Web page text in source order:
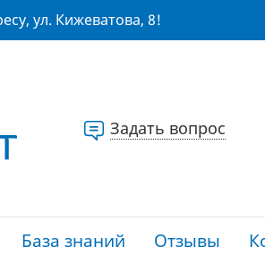
ул. Кижеватова, 8!
Задать вопрос
База знаний Отзывы